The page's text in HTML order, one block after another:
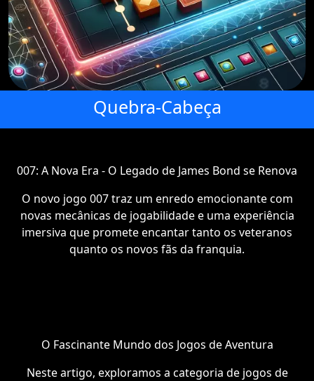
Quebra-Cabeça
007: A Nova Era - O Legado de James Bond se Renova
O novo jogo 007 traz um enredo emocionante com
novas mecânicas de jogabilidade e uma experiência
imersiva que promete encantar tanto os veteranos
quanto os novos fãs da franquia.
O Fascinante Mundo dos Jogos de Aventura
Neste artigo, exploramos a categoria de jogos de